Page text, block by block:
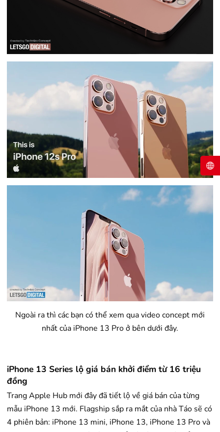
Ngoài ra thì các bạn có thể xem qua video concept mới
nhất của iPhone 13 Pro ở bên dưới đây.
iPhone 13 Series lộ giá bán khởi điểm từ 16 triệu
đồng
Trang Apple Hub mới đây đã tiết lộ về giá bán của từng
mẫu iPhone 13 mới. Flagship sắp ra mắt của nhà Táo sẽ có
4 phiên bản: iPhone 13 mini, iPhone 13, iPhone 13 Pro và